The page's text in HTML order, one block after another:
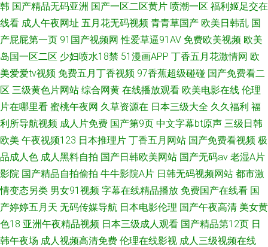
韩 国产精品无码亚洲 国产一区二区黄片 喷潮一区 福利姬足交在
线看 成人午夜网址 五月花无码视频 青青草国产 欧美日韩乱 国
产屁屁第一页 91国产视频网 性爱草逼91AV 免费欧美视频 欧美
岛国一区二区 少妇喷水18禁 51漫画APP 丁香五月花激情网 欧
美爱爱tv视频 免费五月丁香视频 97香蕉超级碰碰 国产免费看二
区 三级黄色片网站 综合网黄 在线播放观看 欧美电影在线 伦理
片在哪里看 蜜桃午夜网 久草资源在 日本三级大全 久久福利 福
利所导航视频 成人片免费 国产第9页 中文字幕bt原声 三级日韩
欧美 午夜视频123 日本推理片 丁香五月网站 国产免费看视频 极
品成人色 成人黑料自拍 国产日韩欧美网站 国产无码av 老湿A片
影院 国产精品自拍偷拍 牛牛影院A片 日韩无码视频网站 都市激
情变态另类 男女91视频 字幕在线精品播放 免费国产在线看 国
产婷婷五月天 无码传媒导航 日本电影伦理 国产午夜高清 美女黄
色18 亚洲午夜精品视频 日本三级成人观看 国产精品第12页 日
韩午夜场 成人视频高清免费 伦理在线影视 成人三级视频在线